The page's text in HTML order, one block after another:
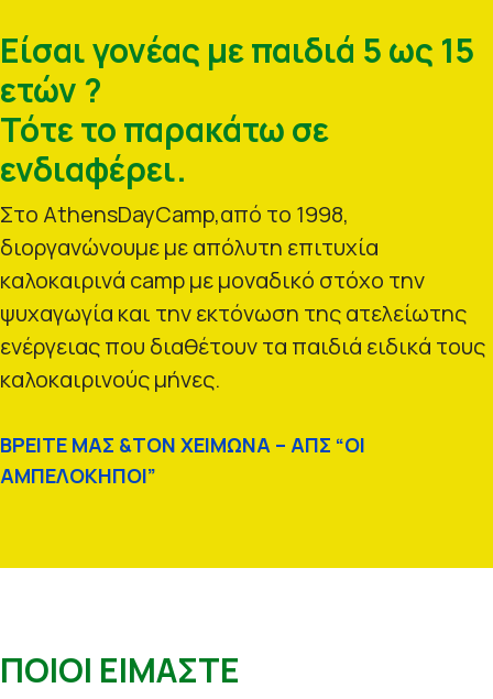
Είσαι γονέας με παιδιά 5 ως 15
ετών ?
Τότε το παρακάτω σε
ενδιαφέρει.
Στο AthensDayCamp,από το 1998,
διοργανώνουμε με απόλυτη επιτυχία
καλοκαιρινά camp με μοναδικό στόχο την
ψυχαγωγία και την εκτόνωση της ατελείωτης
ενέργειας που διαθέτουν τα παιδιά ειδικά τους
καλοκαιρινούς μήνες.
ΒΡΕΙΤΕ ΜΑΣ &ΤΟΝ ΧΕΙΜΩΝΑ – ΑΠΣ “ΟΙ
ΑΜΠΕΛΟΚΗΠΟΙ”
ΠΟΙΟΙ ΕΙΜΑΣΤΕ